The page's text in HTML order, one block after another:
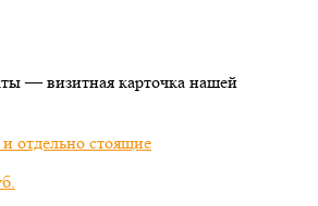
— визитная карточка нашей